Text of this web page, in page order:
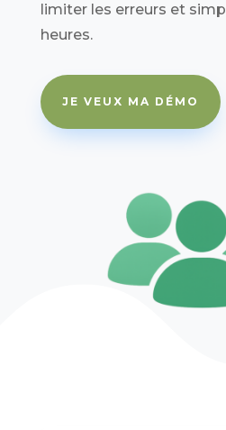
limiter les erreurs et
heures.
JE VEUX MA DÉMO